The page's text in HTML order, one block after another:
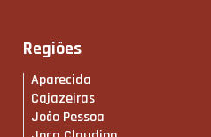
Regiões
Aparecida
Cajazeiras
João Pessoa